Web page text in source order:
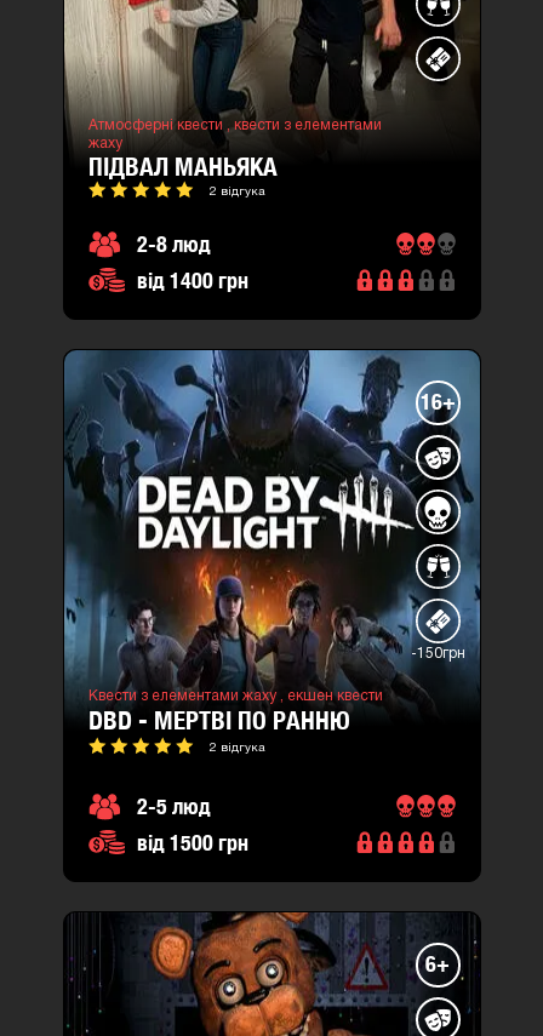
Атмосферні квести , квести з елементами
жаху
ПІДВАЛ МАНЬЯКА
2 відгука
2-8 люд
від 1400 грн
16+
-150грн
Квести з елементами жаху , екшен квести
DBD - МЕРТВІ ПО РАННЮ
2 відгука
2-5 люд
від 1500 грн
6+